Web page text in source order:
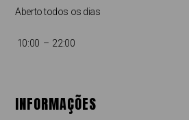
Aberto todos os dias
10:00 – 22:00
INFORMAÇÕES